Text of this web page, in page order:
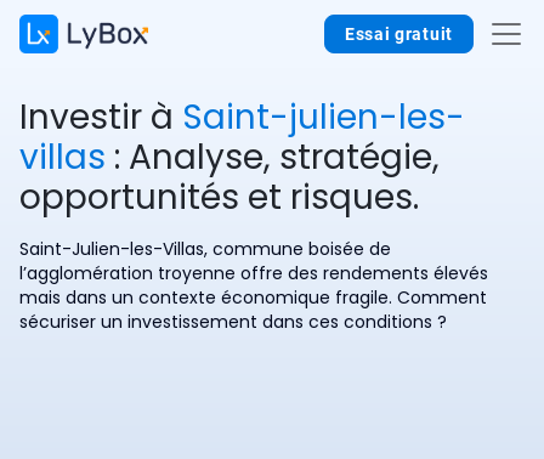
Essai gratuit
Investir à Saint-julien-les-
villas : Analyse, stratégie,
opportunités et risques.
Saint-Julien-les-Villas, commune boisée de
l’agglomération troyenne offre des rendements élevés
mais dans un contexte économique fragile. Comment
sécuriser un investissement dans ces conditions ?